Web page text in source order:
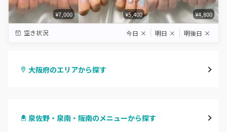
¥7,000 ¥5,400 ¥4,800
空き状況 今日 × 明日 × 明後日 ×
大阪府のエリアから探す
心斎橋・南船場・アメ村
泉佐野・泉南・阪南のメニューから探す